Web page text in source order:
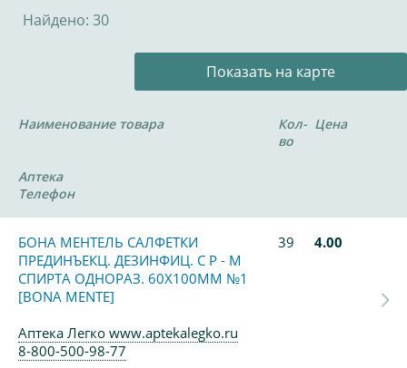
Найдено: 30
Показать на карте
Наименование товара
Кол-
во
Цена
Аптека
Телефон
БОНА МЕНТЕЛЬ САЛФЕТКИ
ПРЕДИНЪЕКЦ. ДЕЗИНФИЦ. С Р - М
СПИРТА ОДНОРАЗ. 60Х100ММ №1
[BONA MENTE]
39 4.00
Аптека Легко www.aptekalegko.ru
8-800-500-98-77